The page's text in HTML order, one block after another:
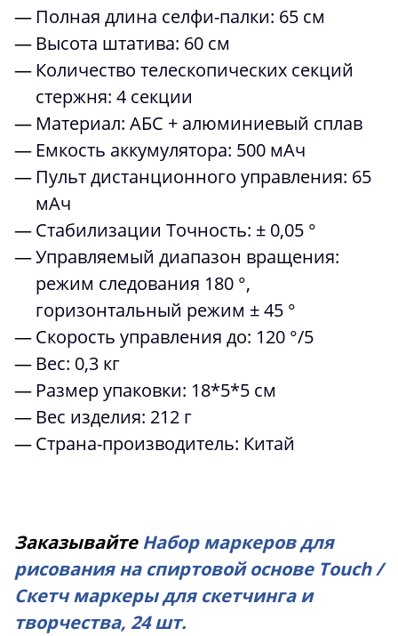
Полная длина селфи-палки: 65 см
Высота штатива: 60 см
Количество телескопических секций
стержня: 4 секции
Материал: АБС + алюминиевый сплав
Емкость аккумулятора: 500 мАч
Пульт дистанционного управления: 65
мАч
Стабилизации Точность: ± 0,05 °
Управляемый диапазон вращения:
режим следования 180 °,
горизонтальный режим ± 45 °
Скорость управления до: 120 °/5
Вес: 0,3 кг
Размер упаковки: 18*5*5 см
Вес изделия: 212 г
Страна-производитель: Китай
Заказывайте Набор маркеров для
рисования на спиртовой основе Touch /
Скетч маркеры для скетчинга и
творчества, 24 шт.